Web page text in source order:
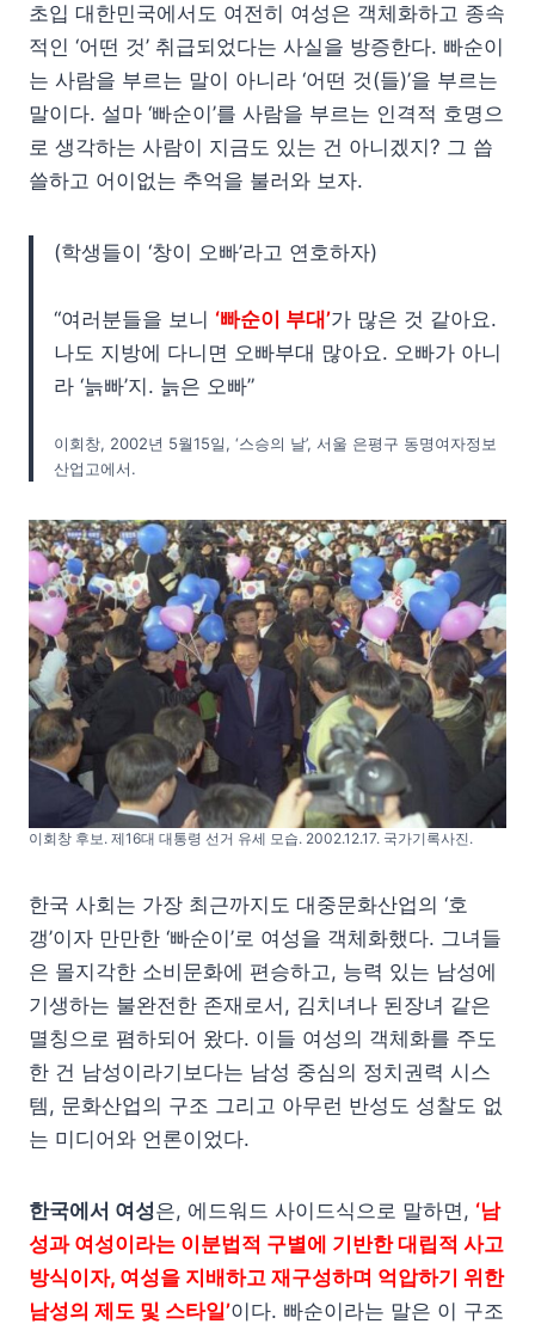
초입 대한민국에서도 여전히 여성은 객체화하고 종속
적인 ‘어떤 것’ 취급되었다는 사실을 방증한다. 빠순이
는 사람을 부르는 말이 아니라 ‘어떤 것(들)’을 부르는
말이다. 설마 ‘빠순이’를 사람을 부르는 인격적 호명으
로 생각하는 사람이 지금도 있는 건 아니겠지? 그 씁
쓸하고 어이없는 추억을 불러와 보자.
(학생들이 ‘창이 오빠’라고 연호하자)
“여러분들을 보니 ‘빠순이 부대’가 많은 것 같아요.
나도 지방에 다니면 오빠부대 많아요. 오빠가 아니
라 ‘늙빠’지. 늙은 오빠”
이회창, 2002년 5월15일, ‘스승의 날’, 서울 은평구 동명여자정보
산업고에서.
이회창 후보. 제16대 대통령 선거 유세 모습. 2002.12.17. 국가기록사진.
한국 사회는 가장 최근까지도 대중문화산업의 ‘호
갱’이자 만만한 ‘빠순이’로 여성을 객체화했다. 그녀들
은 몰지각한 소비문화에 편승하고, 능력 있는 남성에
기생하는 불완전한 존재로서, 김치녀나 된장녀 같은
멸칭으로 폄하되어 왔다. 이들 여성의 객체화를 주도
한 건 남성이라기보다는 남성 중심의 정치권력 시스
템, 문화산업의 구조 그리고 아무런 반성도 성찰도 없
는 미디어와 언론이었다.
한국에서 여성은, 에드워드 사이드식으로 말하면, ‘남
성과 여성이라는 이분법적 구별에 기반한 대립적 사고
방식이자, 여성을 지배하고 재구성하며 억압하기 위한
남성의 제도 및 스타일’이다. 빠순이라는 말은 이 구조